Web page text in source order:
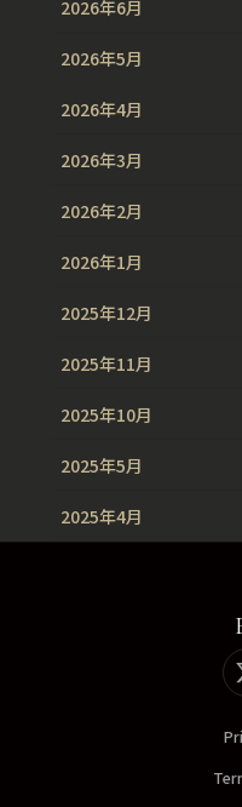
2026年6月
2026年5月
2026年4月
2026年3月
2026年2月
2026年1月
2025年12月
2025年11月
2025年10月
2025年5月
2025年4月